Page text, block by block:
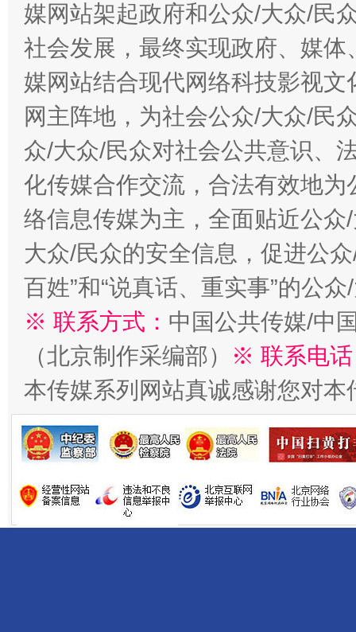
东山县通报“牛蛙产品抗生素超标问题” 法
千年窑火 生生不息 一
媒网站架起政府和公众/大众/民
社会发展，最终实现政府、媒
媒网站结合现代网络科技影视
网主阵地，为社会公众/大众/民
众/大众/民众对社会公共意识、
化传媒合作交流，合法有效地
络信息传媒为主，全面贴近公
大众/民众的安全信息，促进公
百姓”和“说真话、重实事”的公
※ 联系方式： 中国公共传媒/中
（北京制作采编部）
※ 联系电
本传媒系列网站真诚感谢您对